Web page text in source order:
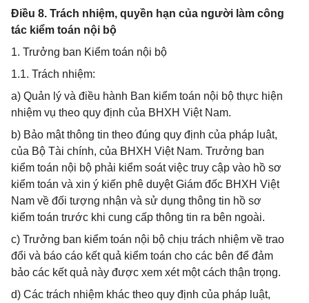
Điều 8. Trách nhiệm, quyền hạn của người làm công
tác kiểm toán nội bộ
1. Trưởng ban Kiểm toán nội bộ
1.1. Trách nhiệm:
a) Quản lý và điều hành Ban kiểm toán nội bộ thực hiện
nhiệm vụ theo quy định của BHXH Việt Nam.
b) Bảo mật thông tin theo đúng quy định của pháp luật,
của Bộ Tài chính, của BHXH Việt Nam. Trưởng ban
kiểm toán nội bộ phải kiểm soát việc truy cập vào hồ sơ
kiểm toán và xin ý kiến phê duyệt Giám đốc BHXH Việt
Nam về đối tượng nhận và sử dụng thông tin hồ sơ
kiểm toán trước khi cung cấp thông tin ra bên ngoài.
c) Trưởng ban kiểm toán nội bộ chịu trách nhiệm về trao
đổi và báo cáo kết quả kiểm toán cho các bên để đảm
bảo các kết quả này được xem xét một cách thận trọng.
d) Các trách nhiệm khác theo quy định của pháp luật,